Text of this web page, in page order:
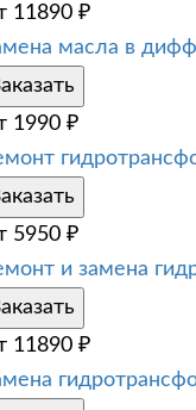
11890 ₽
масла в
1990 ₽
5950 ₽
и замена
11890 ₽